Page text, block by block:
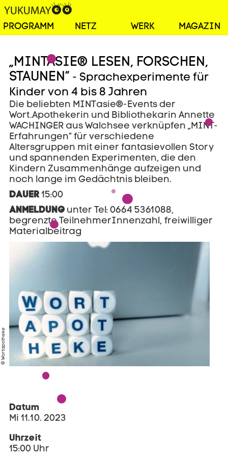
PROGRAMM NETZ WERK MAGAZIN
„MINTASIE® LESEN, FORSCHEN,
STAUNEN“ - Sprachexperimente für
Kinder von 4 bis 8 Jahren
Die beliebten MINTasie®-Events der
Wort.Apothekerin und Bibliothekarin Annette
WACHINGER aus Walchsee verknüpfen „MINT-
Erfahrungen“ für verschiedene
Altersgruppen mit einer fantasievollen Story
und spannenden Experimenten, die den
Kindern Zusammenhänge aufzeigen und
noch lange im Gedächtnis bleiben.
DAUER 15:00
ANMELDUNG unter Tel: 0664 5361088,
begrenzte TeilnehmerInnenzahl, freiwilliger
Materialbeitrag
© Wortapotheke
Datum
Mi 11.10. 2023
Uhrzeit
15:00 Uhr